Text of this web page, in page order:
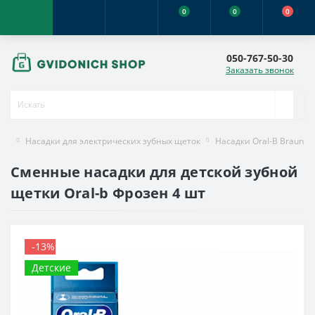
0 0 0
050-767-50-30
Заказать звонок
Насадки для электрических зубных щеток Насадки Oral-B Braun
Сменные насадки для детской зубной
щетки Oral-b Фрозен 4 шт
-13%
Детские